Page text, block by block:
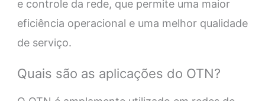
e controle da rede, que permite uma maior
eficiência operacional e uma melhor qualidade
de serviço.
Quais são as aplicações do OTN?